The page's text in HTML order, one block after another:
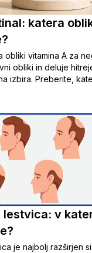
katera
obliki vitamina A za
obliki in deluje
izbira. Preberite,
lestvica: v
je najbolj razširjen